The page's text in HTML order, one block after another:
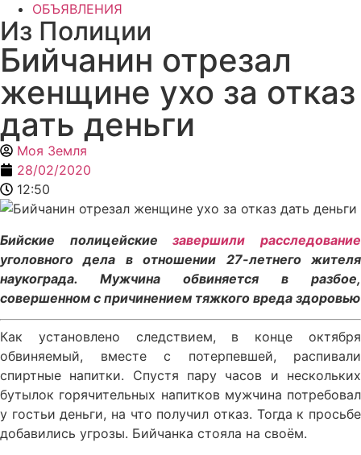
ОБЪЯВЛЕНИЯ
Из Полиции
Бийчанин отрезал
женщине ухо за отказ
дать деньги
Моя Земля
28/02/2020
12:50
Бийские полицейскиезавершили расследование
уголовного дела в отношении 27-летнего жителя
наукограда. Мужчина обвиняется в разбое,
совершенном с причинением тяжкого вреда здоровью
Как установлено следствием, в конце октября
обвиняемый, вместе с потерпевшей, распивали
спиртные напитки. Спустя пару часов и нескольких
бутылок горячительных напитков мужчина потребовал
у гостьи деньги, на что получил отказ. Тогда к просьбе
добавились угрозы. Бийчанка стояла на своём.